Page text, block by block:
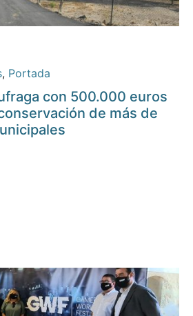
, Portada
con 500.000 euros
de más de